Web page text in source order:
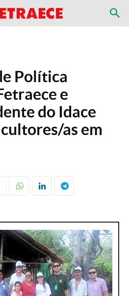
Política
e
do Idace
as em